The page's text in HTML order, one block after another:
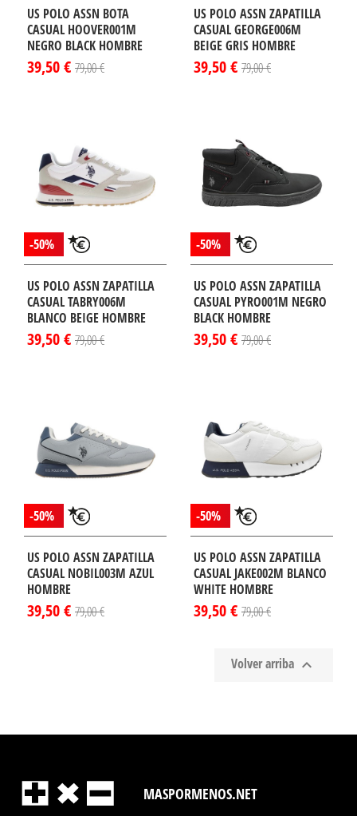
US POLO ASSN BOTA
CASUAL HOOVER001M
NEGRO BLACK HOMBRE
39,50 € 79,00 €
US POLO ASSN ZAPATILLA
CASUAL GEORGE006M
BEIGE GRIS HOMBRE
39,50 € 79,00 €
-50%
US POLO ASSN ZAPATILLA
CASUAL TABRY006M
BLANCO BEIGE HOMBRE
39,50 € 79,00 €
-50%
US POLO ASSN ZAPATILLA
CASUAL PYRO001M NEGRO
BLACK HOMBRE
39,50 € 79,00 €
-50%
US POLO ASSN ZAPATILLA
CASUAL NOBIL003M AZUL
HOMBRE
39,50 € 79,00 €
-50%
US POLO ASSN ZAPATILLA
CASUAL JAKE002M BLANCO
WHITE HOMBRE
39,50 € 79,00 €
Volver arriba 
MASPORMENOS.NET